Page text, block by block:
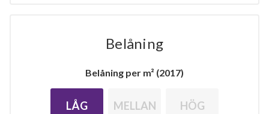
Belåning
Belåning per m² (2017)
LÅG MELLAN HÖG